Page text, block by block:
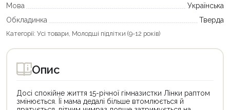
Мова
Українська
Обкладинка
Тверда
Категорії: Усі товари Молодші підлітки (9-12 років)
Опис
Досі спокійне життя 15-річної гімназистки Лінки раптом
змінюється. Її мама дедалі більше втомлюється й